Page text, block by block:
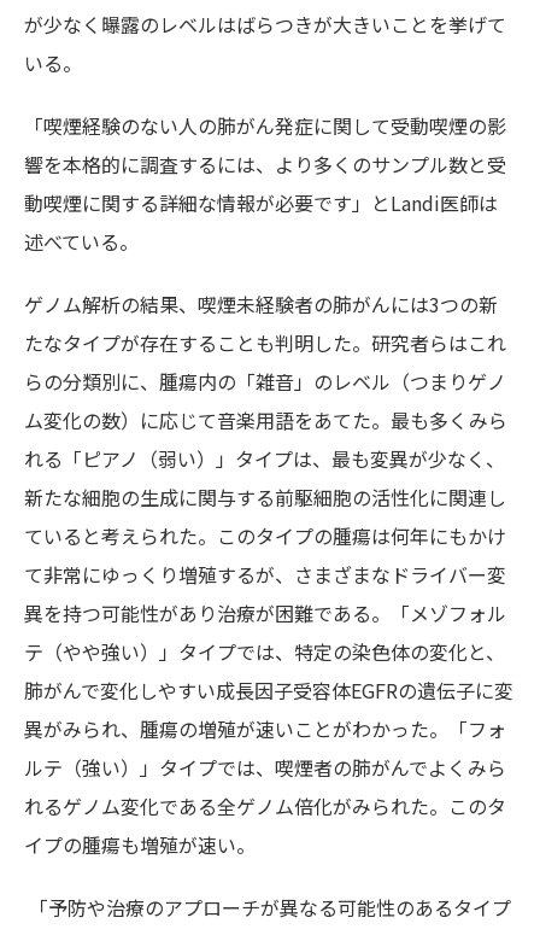
が少なく曝露のレベルはばらつきが大きいことを挙げて
いる。
「喫煙経験のない人の肺がん発症に関して受動喫煙の影
響を本格的に調査するには、より多くのサンプル数と受
動喫煙に関する詳細な情報が必要です」とLandi医師は
述べている。
ゲノム解析の結果、喫煙未経験者の肺がんには3つの新
たなタイプが存在することも判明した。研究者らはこれ
らの分類別に、腫瘍内の「雑音」のレベル（つまりゲノ
ム変化の数）に応じて音楽用語をあてた。最も多くみら
れる「ピアノ（弱い）」タイプは、最も変異が少なく、
新たな細胞の生成に関与する前駆細胞の活性化に関連し
ていると考えられた。このタイプの腫瘍は何年にもかけ
て非常にゆっくり増殖するが、さまざまなドライバー変
異を持つ可能性があり治療が困難である。「メゾフォル
テ（やや強い）」タイプでは、特定の染色体の変化と、
肺がんで変化しやすい成長因子受容体EGFRの遺伝子に変
異がみられ、腫瘍の増殖が速いことがわかった。「フォ
ルテ（強い）」タイプでは、喫煙者の肺がんでよくみら
れるゲノム変化である全ゲノム倍化がみられた。このタ
イプの腫瘍も増殖が速い。
「予防や治療のアプローチが異なる可能性のあるタイプ